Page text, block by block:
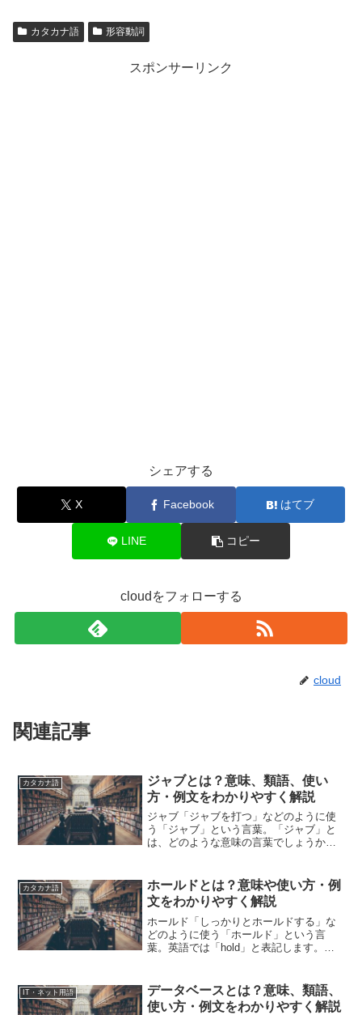
カタカナ語 形容動詞
スポンサーリンク
シェアする
X Facebook はてブ
LINE コピー
cloudをフォローする
cloud
関連記事
カタカナ語
ジャブとは？意味、類語、使い
方・例文をわかりやすく解説
ジャブ「ジャブを打つ」などのように使
う「ジャブ」という言葉。「ジャブ」と
は、どのような意味の言葉でしょうか？
しながら、わかりやすく解説していきま
す。ジャブの意味「ジャブ...
カタカナ語
ホールドとは？意味や使い方・例
文をわかりやすく解説
ホールド「しっかりとホールドする」な
どのように使う「ホールド」という言
葉。英語では「hold」と表記します。
ド」の意味や使い方について、小説など
の用例を紹介して、わかりや...
IT・ネット用語
データベースとは？意味、類語、
使い方・例文をわかりやすく解説